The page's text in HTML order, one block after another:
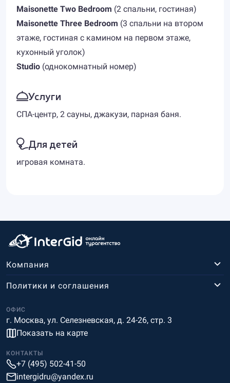
Maisonette Two Bedroom (2 спальни, гостиная)
Maisonette Three Bedroom (3 спальни на втором
этаже, гостиная с камином на первом этаже,
кухонный уголок)
Studio (однокомнатный номер)
Услуги
СПА-центр, 2 сауны, джакузи, парная баня.
Для детей
игровая комната.
Компания
ОФИС
г. Москва, ул. Селезневская, д. 24-26, стр. 3
Показать на карте
Политики и соглашения
КОНТАКТЫ
+7 (495) 502-41-50
intergidru@yandex.ru